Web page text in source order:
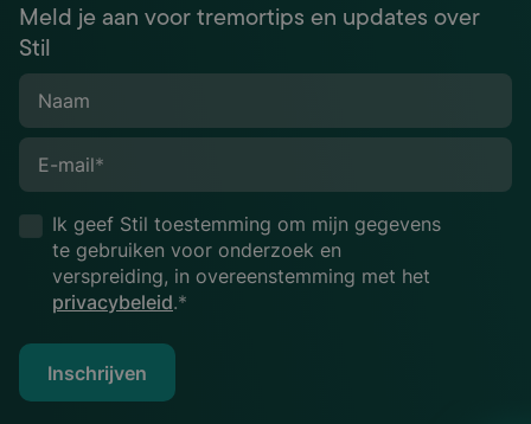
Meld je aan voor tremortips en updates over
Stil
Naam
E-mail*
Ik geef Stil toestemming om mijn gegevens
te gebruiken voor onderzoek en
verspreiding, in overeenstemming met het
privacybeleid.*
Inschrijven